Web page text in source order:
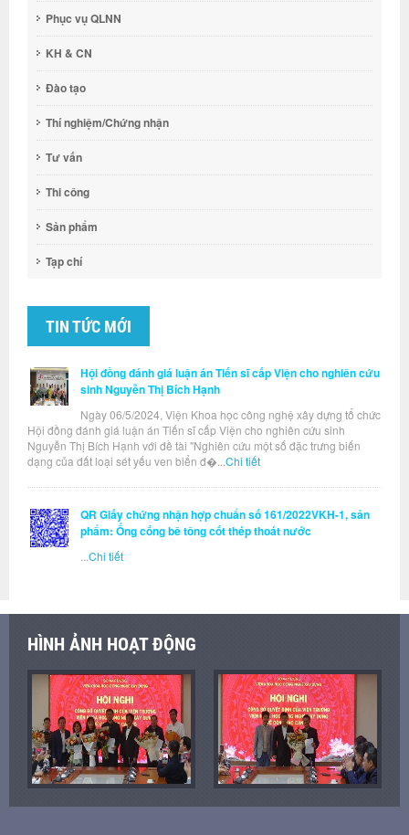
Phục vụ QLNN
KH & CN
Đào tạo
Thí nghiệm/Chứng nhận
Tư vấn
Thi công
Sản phẩm
Tạp chí
TIN TỨC MỚI
Hội đồng đánh giá luận án Tiến sĩ cấp Viện cho nghiên cứu
sinh Nguyễn Thị Bích Hạnh
Ngày 06/5/2024, Viện Khoa học công nghệ xây dựng tổ chức
Hội đồng đánh giá luận án Tiến sĩ cấp Viện cho nghiên cứu sinh
Nguyễn Thị Bích Hạnh với đề tài "Nghiên cứu một số đặc trưng biến
dạng của đất loại sét yếu ven biển đ�... Chi tiết
QR Giấy chứng nhận hợp chuẩn số 161/2022VKH-1, sản
phẩm: Ống cống bê tông cốt thép thoát nước
Chi tiết
HÌNH ẢNH HOẠT ĐỘNG